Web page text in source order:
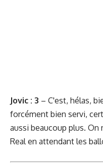
Jovic : 3 – C'est, hélas,
forcément bien servi,
aussi beaucoup plus. On
Real en attendant les